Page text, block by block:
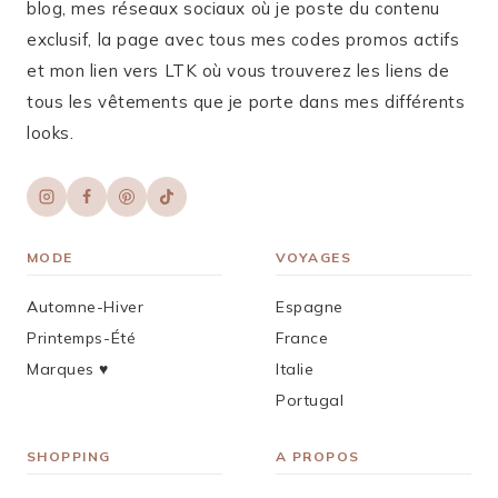
blog, mes réseaux sociaux où je poste du contenu
exclusif, la page avec tous mes codes promos actifs
et mon lien vers LTK où vous trouverez les liens de
tous les vêtements que je porte dans mes différents
looks.
MODE
Automne-Hiver
Printemps-Été
Marques ♥︎
VOYAGES
Espagne
France
Italie
Portugal
SHOPPING A PROPOS